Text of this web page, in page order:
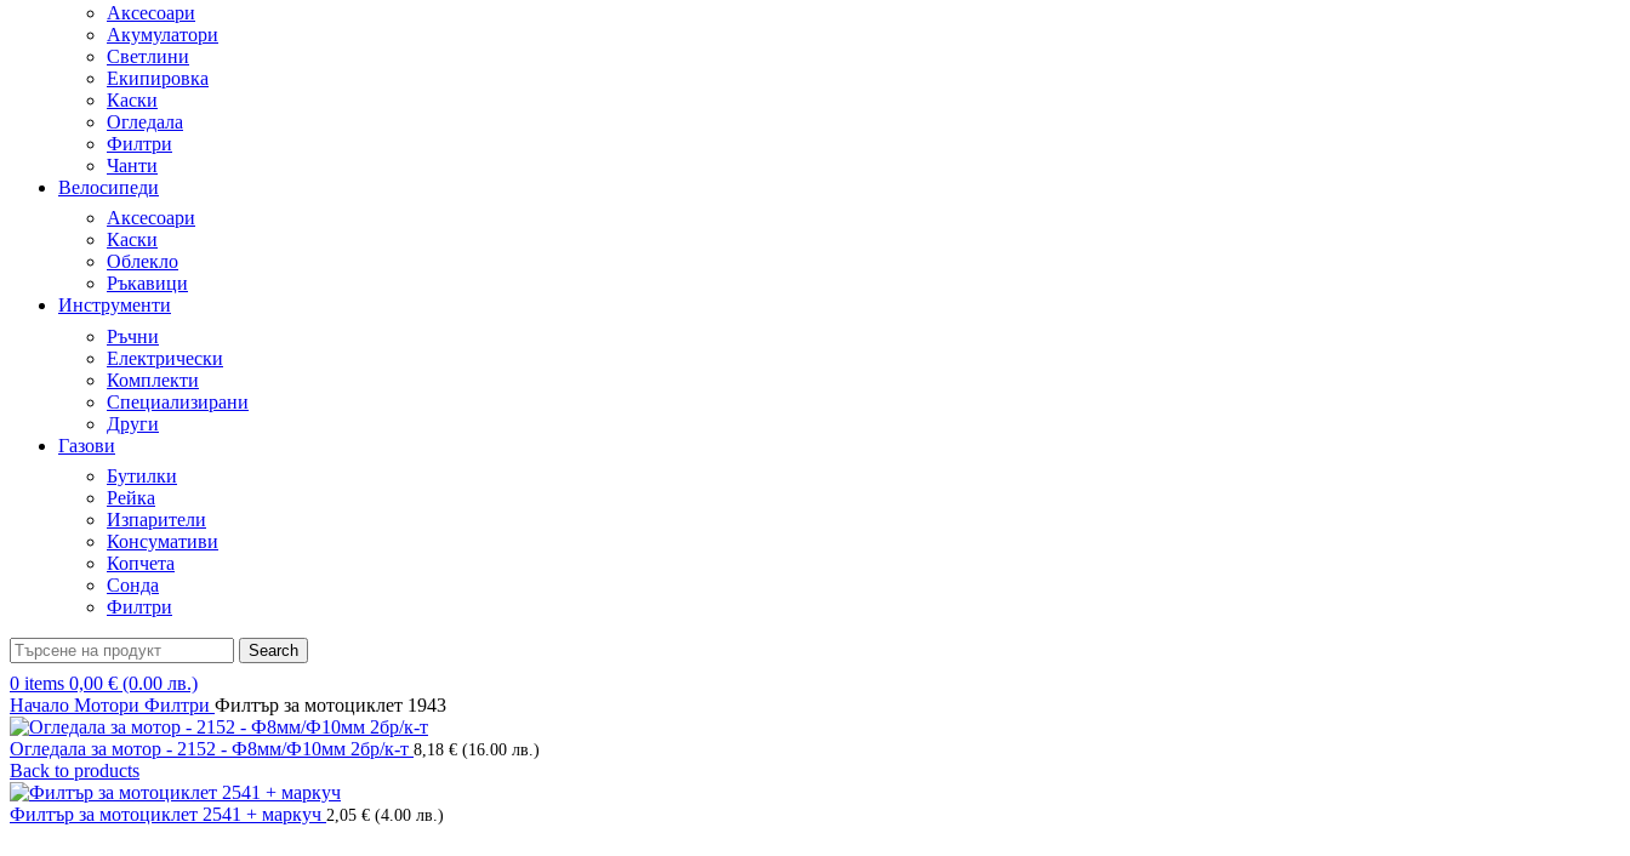
Аксесоари
Акумулатори
Светлини
Екипировка
Каски
Огледала
Филтри
Чанти
Велосипеди
Аксесоари
Каски
Облекло
Ръкавици
Инструменти
Ръчни
Електрически
Комплекти
Специализирани
Други
Газови
Бутилки
Рейка
Изпарители
Консумативи
Копчета
Сонда
Филтри
Search
0 items 0,00 € (0.00 лв.)
Начало Мотори Филтри Филтър за мотоциклет 1943
Огледала за мотор - 2152 - Ф8мм/Ф10мм 2бр/к-т 8,18 € (16.00 лв.)
Back to products
Филтър за мотоциклет 2541 + маркуч 2,05 € (4.00 лв.)